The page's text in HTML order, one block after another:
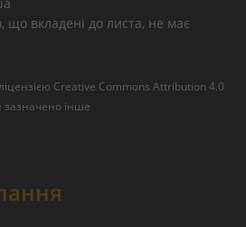
що вкладені до листа, не має
Creative Commons Attribution 4.0
зазначено інше